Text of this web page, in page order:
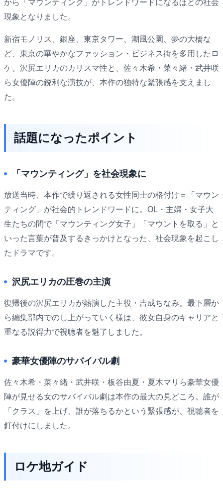
から「マウンティング」がトレンドワードになるほどの社会
現象となりました。
新宿モノリス、銀座、東京タワー、潮風公園、夢の大橋な
ど、東京の華やかなファッション・ビジネス街を多用したロ
ケ。沢尻エリカのカリスマ性と、佐々木希・菜々緒・武井咲
ら女優陣の鋭利な演技が、本作の独特な緊張感を支えまし
た。
話題になったポイント
「マウンティング」を社会現象に
放送当時、本作で繰り返される女性同士の格付け＝「マウン
ティング」が社会的トレンドワードに。OL・主婦・女子大
生たちの間で「マウンティング女子」「マウントを取る」と
いった言葉が普及するきっかけとなった、社会現象を起こし
たドラマです。
沢尻エリカの圧巻の主演
復帰後の沢尻エリカが熱演した主役・吉成ちなみ。最下層か
ら編集部内でのし上がっていく様は、彼女自身のキャリアと
重なる説得力で視聴者を魅了しました。
豪華女優陣のサバイバル劇
佐々木希・菜々緒・武井咲・板谷由夏・夏木マリら豪華女優
陣が見せる女のサバイバル劇は本作の最大の見どころ。誰が
「クラス」を上げ、誰が落ちるかという緊張感が、視聴者を
釘付けにしました。
ロケ地ガイド